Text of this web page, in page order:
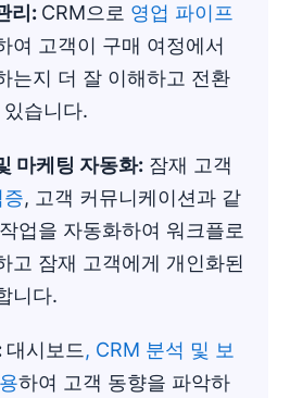
리: CRM으로 영업 파이프
여 고객이 구매 여정에서
는지 더 잘 이해하고 전환
습니다.
마케팅 자동화: 잠재 고객
, 고객 커뮤니케이션과 같
업을 자동화하여 워크플로
고 잠재 고객에게 개인화된
니다.
대시보드 , CRM 분석 및 보
하여 고객 동향을 파악하